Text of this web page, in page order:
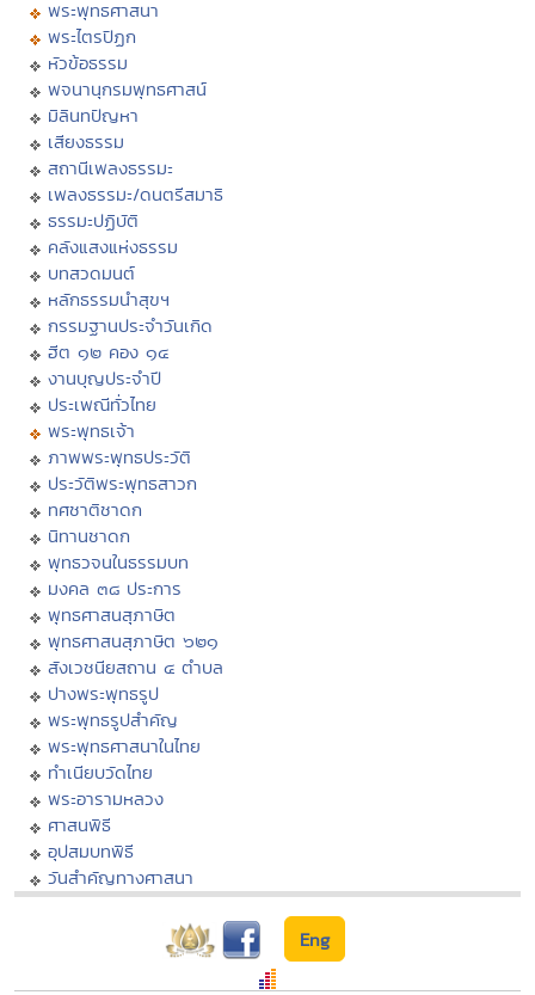
พระพุทธศาสนา
พระไตรปิฏก
หัวข้อธรรม
พจนานุกรมพุทธศาสน์
มิลินทปัญหา
เสียงธรรม
สถานีเพลงธรรมะ
เพลงธรรมะ/ดนตรีสมาธิ
ธรรมะปฏิบัติ
คลังแสงแห่งธรรม
บทสวดมนต์
หลักธรรมนำสุขฯ
กรรมฐานประจำวันเกิด
ฮีต ๑๒ คอง ๑๔
งานบุญประจำปี
ประเพณีทั่วไทย
พระพุทธเจ้า
ภาพพระพุทธประวัติ
ประวัติพระพุทธสาวก
ทศชาติชาดก
นิทานชาดก
พุทธวจนในธรรมบท
มงคล ๓๘ ประการ
พุทธศาสนสุภาษิต
พุทธศาสนสุภาษิต ๖๒๑
สังเวชนียสถาน ๔ ตำบล
ปางพระพุทธรูป
พระพุทธรูปสำคัญ
พระพุทธศาสนาในไทย
ทำเนียบวัดไทย
พระอารามหลวง
ศาสนพิธี
อุปสมบทพิธี
วันสำคัญทางศาสนา
Eng